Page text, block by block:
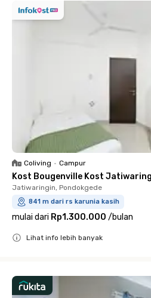
Coliving • Campur
Kost Bougenville Kost
Jatiwaringin, Pondokgede
841 m dari rs karunia kasih
mulai dari Rp1.300.000 /bulan
Lihat info lebih banyak